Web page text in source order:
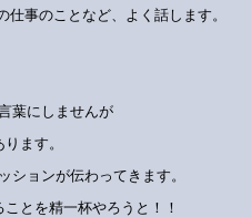
事のことなど、よく話します。
葉にしませんが
ます。
ションが伝わってきます。
とを精一杯やろうと！！